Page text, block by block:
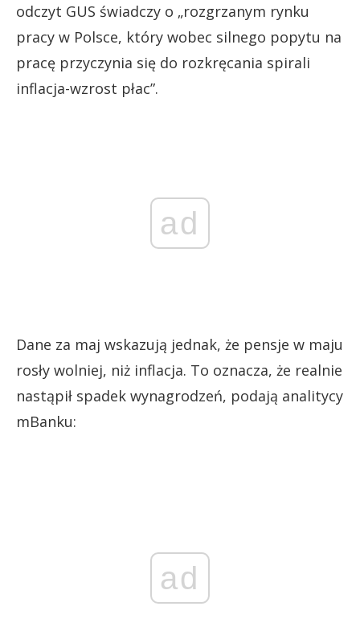
odczyt GUS świadczy o „rozgrzanym rynku
pracy w Polsce, który wobec silnego popytu na
pracę przyczynia się do rozkręcania spirali
inflacja-wzrost płac”.
ad
Dane za maj wskazują jednak, że pensje w maju
rosły wolniej, niż inflacja. To oznacza, że realnie
nastąpił spadek wynagrodzeń, podają analitycy
mBanku:
ad